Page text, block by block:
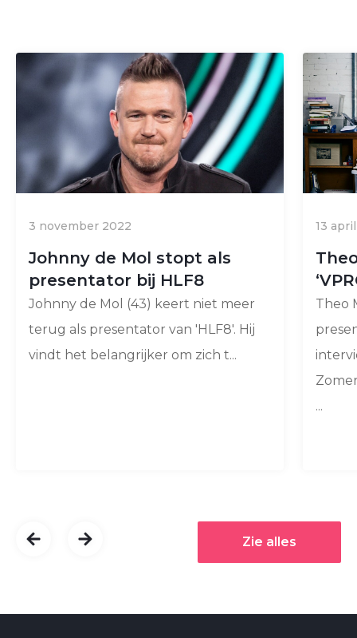
3 november 2022
Johnny de Mol stopt als
presentator bij HLF8
Johnny de Mol (43) keert niet meer
terug als presentator van 'HLF8'. Hij
vindt het belangrijker om zich t...
13
Theo
...
Zie alles